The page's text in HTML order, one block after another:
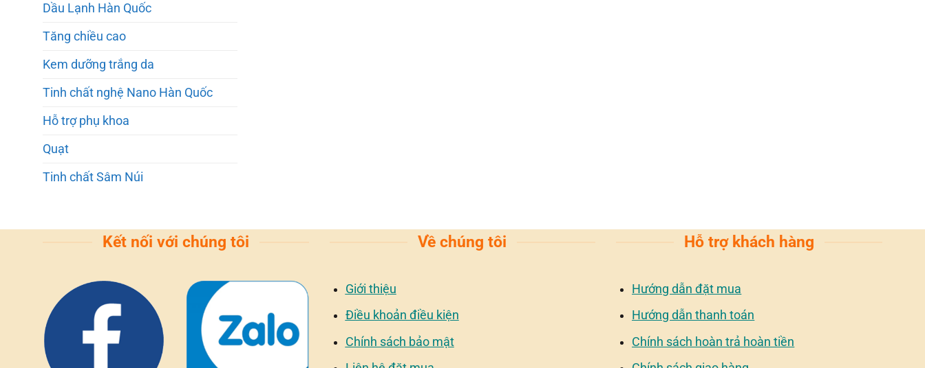
Dầu Lạnh Hàn Quốc
Tăng chiều cao
Kem dưỡng trắng da
Tinh chất nghệ Nano Hàn Quốc
Hỗ trợ phụ khoa
Quạt
Tinh chất Sâm Núi
Kết nối với chúng tôi Về chúng tôi
Giới thiệu
Điều khoản điều kiện
Chính sách bảo mật
Hỗ trợ khách hàng
Hướng dẫn đặt mua
Hướng dẫn thanh toán
Chính sách hoàn trả hoàn tiền